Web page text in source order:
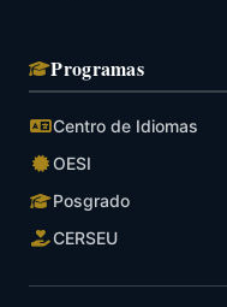
Programas
Centro de Idiomas
OESI
Posgrado
CERSEU